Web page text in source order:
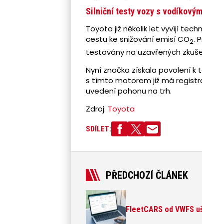
Silniční testy vozy s
Toyota již několik let vyvíjí
cestu ke snižování emisí CO2.
testovány na uzavřených
Nyní značka získala povolení
s tímto motorem již má
uvedení pohonu na trh.
Zdroj: Toyota
SDÍLET:
PŘEDCHOZÍ ČLÁNEK
FleetCARS od VWFS